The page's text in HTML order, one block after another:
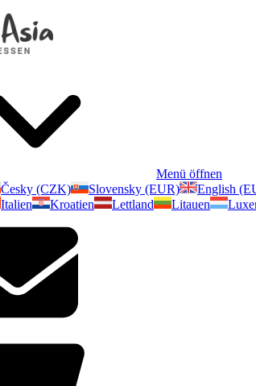
Menü öffnen
Česky (CZK) Slovensky (EUR) English
Italien Kroatien Lettland Litauen